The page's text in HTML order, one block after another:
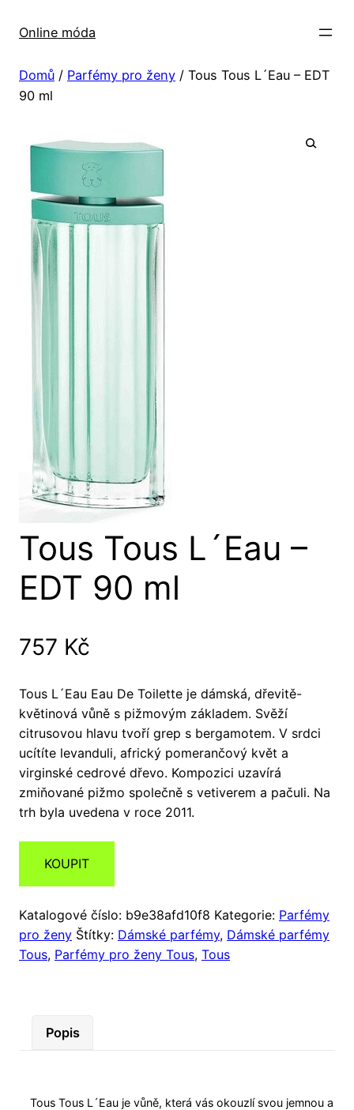
Online móda
Domů / Parfémy pro ženy / Tous Tous L´Eau – EDT
90 ml
Tous Tous L´Eau –
EDT 90 ml
757 Kč
Tous L´Eau Eau De Toilette je dámská, dřevitě-
květinová vůně s pižmovým základem. Svěží
citrusovou hlavu tvoří grep s bergamotem. V srdci
ucítíte levanduli, africký pomerančový květ a
virginské cedrové dřevo. Kompozici uzavírá
zmiňované pižmo společně s vetiverem a pačuli. Na
trh byla uvedena v roce 2011.
KOUPIT
Katalogové číslo: b9e38afd10f8 Kategorie: Parfémy
pro ženy Štítky: Dámské parfémy, Dámské parfémy
Tous, Parfémy pro ženy Tous, Tous
Popis
Tous Tous L´Eau je vůně, která vás okouzlí svou jemnou a